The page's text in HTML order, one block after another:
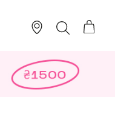
ПОШУК